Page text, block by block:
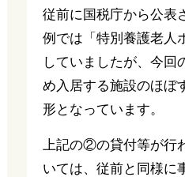
従前に国税庁から公表
例では「特別養護老人
していましたが、今回
め入居する施設のほぼ
形となっています。
上記の②の貸付等が行
いては、従前と同様に